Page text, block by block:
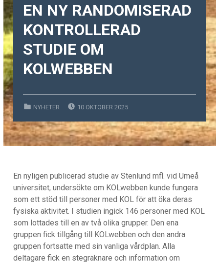
EN NY RANDOMISERAD
KONTROLLERAD
STUDIE OM
KOLWEBBEN
NYHETER 10 OKTOBER 2025
En nyligen publicerad studie av Stenlund mfl. vid Umeå
universitet, undersökte om KOLwebben kunde fungera
som ett stöd till personer med KOL för att öka deras
fysiska aktivitet. I studien ingick 146 personer med KOL
som lottades till en av två olika grupper. Den ena
gruppen fick tillgång till KOLwebben och den andra
gruppen fortsatte med sin vanliga vårdplan. Alla
deltagare fick en stegräknare och information om